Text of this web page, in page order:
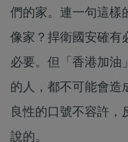
們的家。連一句這樣
像家？捍衛國安確有
必要。但「香港加油
的人，都不可能會造
良性的口號不容許
說的。